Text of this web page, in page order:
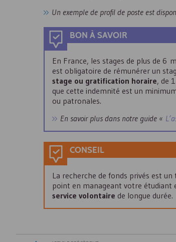
Un exemple de profil de poste est
BON À SAVOIR
En France, les stages de plus de 6
est obligatoire de rémunérer un
stage ou gratification horaire, de
que cette indemnité est un
ou patronales.
En savoir plus dans notre guide «
CONSEIL
La recherche de fonds privés est
point en manageant votre étudiant
service volontaire de longue durée.